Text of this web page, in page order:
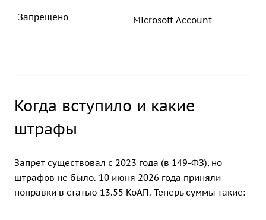
Microsoft Account
Запрещено
Когда вступило и какие
штрафы
Запрет существовал с 2023 года (в 149-ФЗ), но
штрафов не было. 10 июня 2026 года приняли
поправки в статью 13.55 КоАП. Теперь суммы такие: